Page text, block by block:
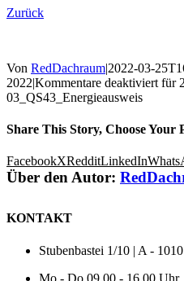
Zurück
Von RedDachraum|2022-03-
2022|Kommentare deaktiviert für
03_QS43_Energieausweis
Share This Story, Choose Your
FacebookXRedditLinkedIn
Über den Autor:
KONTAKT
Stubenbastei 1/10 | A -
Mo - Do 09.00 - 16.00 Uhr